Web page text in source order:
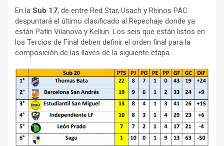
En la Sub 17, de entre Red Star, Usach y Rhinos PAC
despuntará el último clasificado al Repechaje donde ya
están Patín Vilanova y Kellun. Los seis que están listos en
los Tercios de Final deben definir el orden final para la
composición de las llaves de la siguiente etapa.